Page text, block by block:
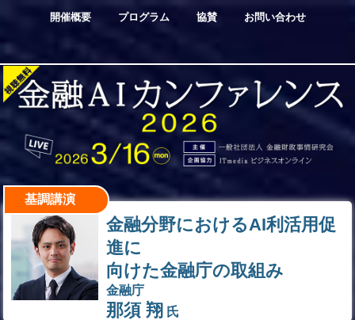
基調講演
金融分野におけるAI利活用促
進に
向けた金融庁の取組み
金融庁
那須 翔 氏
開催概要 プログラム 協賛 お問い合わせ